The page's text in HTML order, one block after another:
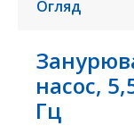
насос,
Гц